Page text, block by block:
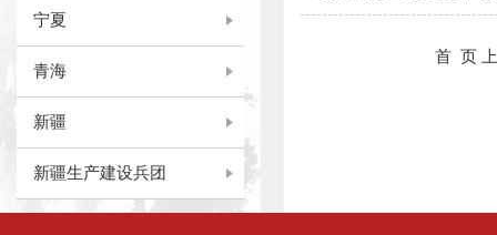
宁夏
青海
新疆
新疆生产建设兵团
首 页